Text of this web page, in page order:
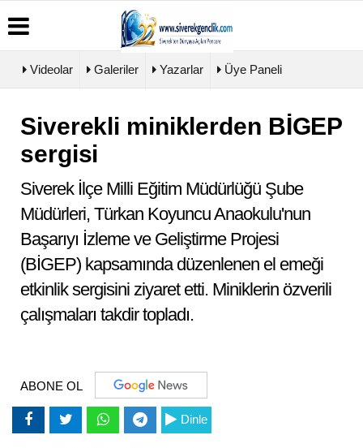
Üye
Paneli
Haber
Günün
Haberleri
Biyografiler
Köşe
Foto
Galeri
Künye
Politikası
İlkeleri
Videolar Galeriler Yazarlar Üye Paneli
Siverekli miniklerden BİGEP
sergisi
Siverek İlçe Milli Eğitim Müdürlüğü Şube
Müdürleri, Türkan Koyuncu Anaokulu'nun
Başarıyı İzleme ve Geliştirme Projesi
(BİGEP) kapsamında düzenlenen el emeği
etkinlik sergisini ziyaret etti. Miniklerin özverili
çalışmaları takdir topladı.
ABONE OL
Dinle